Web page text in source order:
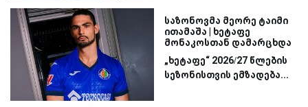
საზონოვმა მეორე ტაიმი
ითამაშა | ხეტაფე
მონაკოსთან დამარცხდა
„ხეტაფე“ 2026/27 წლების
სეზონისთვის ემზადება...